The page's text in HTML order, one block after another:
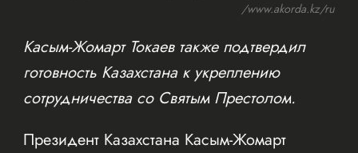
/www.akorda.kz/ru
Касым-Жомарт Токаев также подтвердил
готовность Казахстана к укреплению
сотрудничества со Святым Престолом.
Президент Казахстана Касым-Жомарт